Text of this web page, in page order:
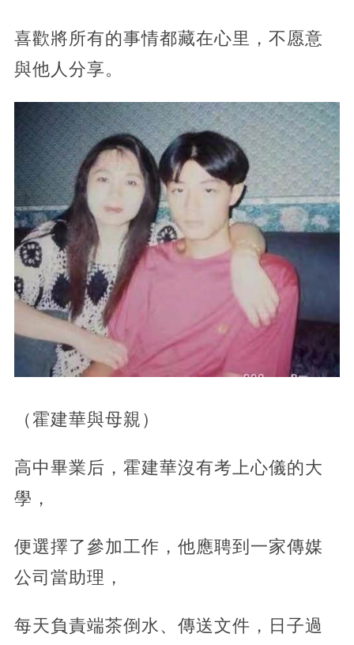
喜歡將所有的事情都藏在心里，不愿意
與他人分享。
（霍建華與母親）
高中畢業后，霍建華沒有考上心儀的大
學，
便選擇了參加工作，他應聘到一家傳媒
公司當助理，
每天負責端茶倒水、傳送文件，日子過